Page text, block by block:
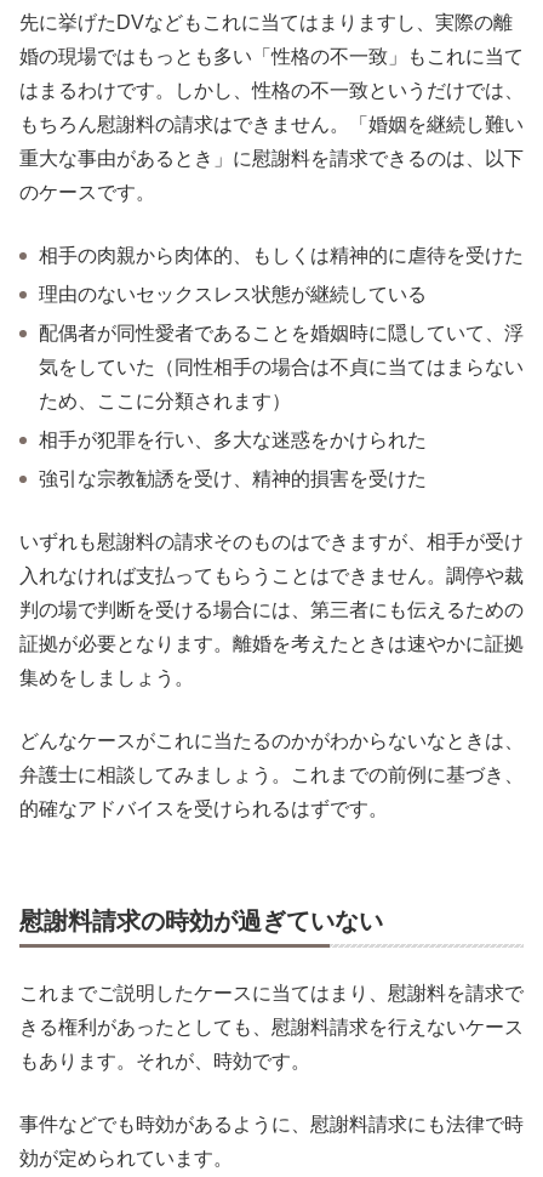
先に挙げたDVなどもこれに当てはまりますし、実際の離
婚の現場ではもっとも多い「性格の不一致」もこれに当て
はまるわけです。しかし、性格の不一致というだけでは、
もちろん慰謝料の請求はできません。「婚姻を継続し難い
重大な事由があるとき」に慰謝料を請求できるのは、以下
のケースです。
相手の肉親から肉体的、もしくは精神的に虐待を受けた
理由のないセックスレス状態が継続している
配偶者が同性愛者であることを婚姻時に隠していて、浮
気をしていた（同性相手の場合は不貞に当てはまらない
ため、ここに分類されます）
相手が犯罪を行い、多大な迷惑をかけられた
強引な宗教勧誘を受け、精神的損害を受けた
いずれも慰謝料の請求そのものはできますが、相手が受け
入れなければ支払ってもらうことはできません。調停や裁
判の場で判断を受ける場合には、第三者にも伝えるための
証拠が必要となります。離婚を考えたときは速やかに証拠
集めをしましょう。
どんなケースがこれに当たるのかがわからないなときは、
弁護士に相談してみましょう。これまでの前例に基づき、
的確なアドバイスを受けられるはずです。
慰謝料請求の時効が過ぎていない
これまでご説明したケースに当てはまり、慰謝料を請求で
きる権利があったとしても、慰謝料請求を行えないケース
もあります。それが、時効です。
事件などでも時効があるように、慰謝料請求にも法律で時
効が定められています。